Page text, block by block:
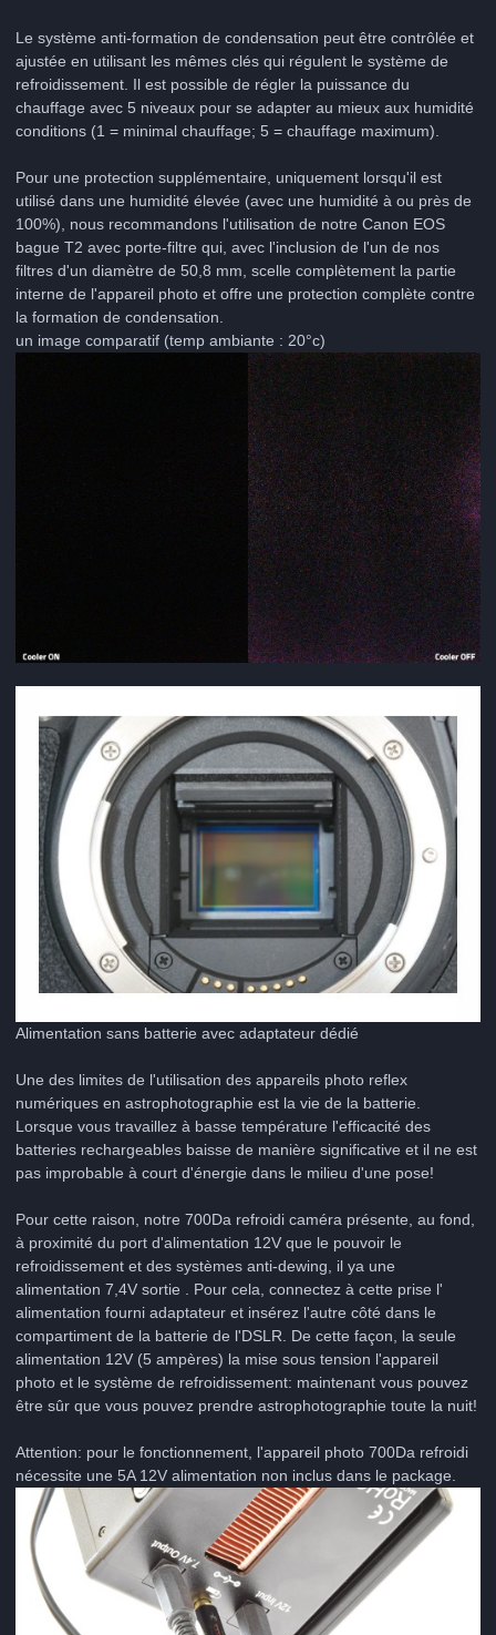
Le système anti-formation de condensation peut être contrôlée et
ajustée en utilisant les mêmes clés qui régulent le système de
refroidissement. Il est possible de régler la puissance du
chauffage avec 5 niveaux pour se adapter au mieux aux humidité
conditions (1 = minimal chauffage; 5 = chauffage maximum).
Pour une protection supplémentaire, uniquement lorsqu'il est
utilisé dans une humidité élevée (avec une humidité à ou près de
100%), nous recommandons l'utilisation de notre Canon EOS
bague T2 avec porte-filtre qui, avec l'inclusion de l'un de nos
filtres d'un diamètre de 50,8 mm, scelle complètement la partie
interne de l'appareil photo et offre une protection complète contre
la formation de condensation.
un image comparatif (temp ambiante : 20°c)
Alimentation sans batterie avec adaptateur dédié
Une des limites de l'utilisation des appareils photo reflex
numériques en astrophotographie est la vie de la batterie.
Lorsque vous travaillez à basse température l'efficacité des
batteries rechargeables baisse de manière significative et il ne est
pas improbable à court d'énergie dans le milieu d'une pose!
Pour cette raison, notre 700Da refroidi caméra présente, au fond,
à proximité du port d'alimentation 12V que le pouvoir le
refroidissement et des systèmes anti-dewing, il ya une
alimentation 7,4V sortie . Pour cela, connectez à cette prise l'
alimentation fourni adaptateur et insérez l'autre côté dans le
compartiment de la batterie de l'DSLR. De cette façon, la seule
alimentation 12V (5 ampères) la mise sous tension l'appareil
photo et le système de refroidissement: maintenant vous pouvez
être sûr que vous pouvez prendre astrophotographie toute la nuit!
Attention: pour le fonctionnement, l'appareil photo 700Da refroidi
nécessite une 5A 12V alimentation non inclus dans le package.